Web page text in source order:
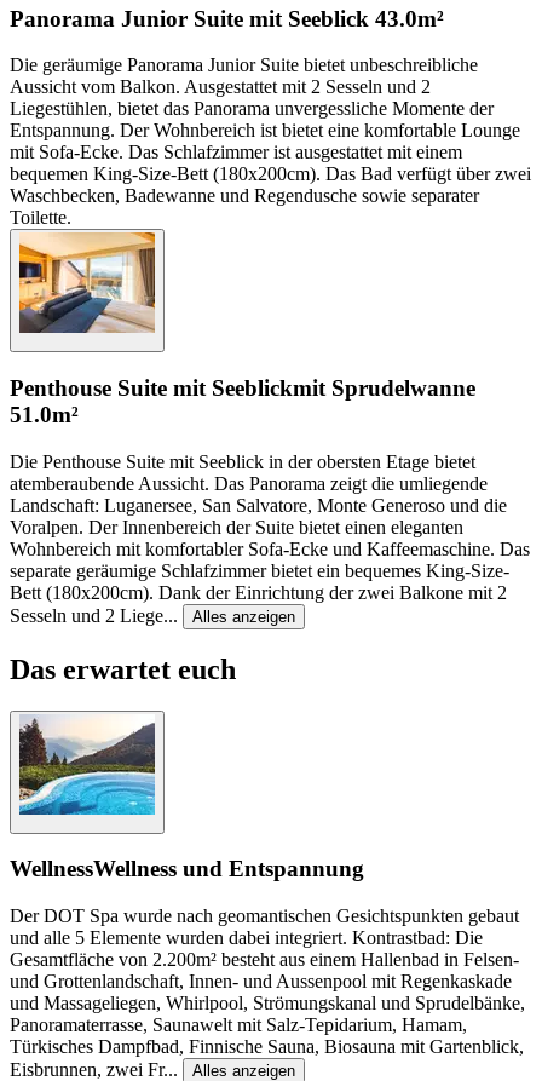
Panorama Junior Suite mit Seeblick 43.0m²
Die geräumige Panorama Junior Suite bietet unbeschreibliche
Aussicht vom Balkon. Ausgestattet mit 2 Sesseln und 2
Liegestühlen, bietet das Panorama unvergessliche Momente der
Entspannung. Der Wohnbereich ist bietet eine komfortable Lounge
mit Sofa-Ecke. Das Schlafzimmer ist ausgestattet mit einem
bequemen King-Size-Bett (180x200cm). Das Bad verfügt über zwei
Waschbecken, Badewanne und Regendusche sowie separater
Toilette.
Penthouse Suite mit Seeblickmit Sprudelwanne
51.0m²
Die Penthouse Suite mit Seeblick in der obersten Etage bietet
atemberaubende Aussicht. Das Panorama zeigt die umliegende
Landschaft: Luganersee, San Salvatore, Monte Generoso und die
Voralpen. Der Innenbereich der Suite bietet einen eleganten
Wohnbereich mit komfortabler Sofa-Ecke und Kaffeemaschine. Das
separate geräumige Schlafzimmer bietet ein bequemes King-Size-
Bett (180x200cm). Dank der Einrichtung der zwei Balkone mit 2
Sesseln und 2 Liege... Alles anzeigen
Das erwartet euch
WellnessWellness und Entspannung
Der DOT Spa wurde nach geomantischen Gesichtspunkten gebaut
und alle 5 Elemente wurden dabei integriert. Kontrastbad: Die
Gesamtfläche von 2.200m² besteht aus einem Hallenbad in Felsen-
und Grottenlandschaft, Innen- und Aussenpool mit Regenkaskade
und Massageliegen, Whirlpool, Strömungskanal und Sprudelbänke,
Panoramaterrasse, Saunawelt mit Salz-Tepidarium, Hamam,
Türkisches Dampfbad, Finnische Sauna, Biosauna mit Gartenblick,
Eisbrunnen, zwei Fr... Alles anzeigen